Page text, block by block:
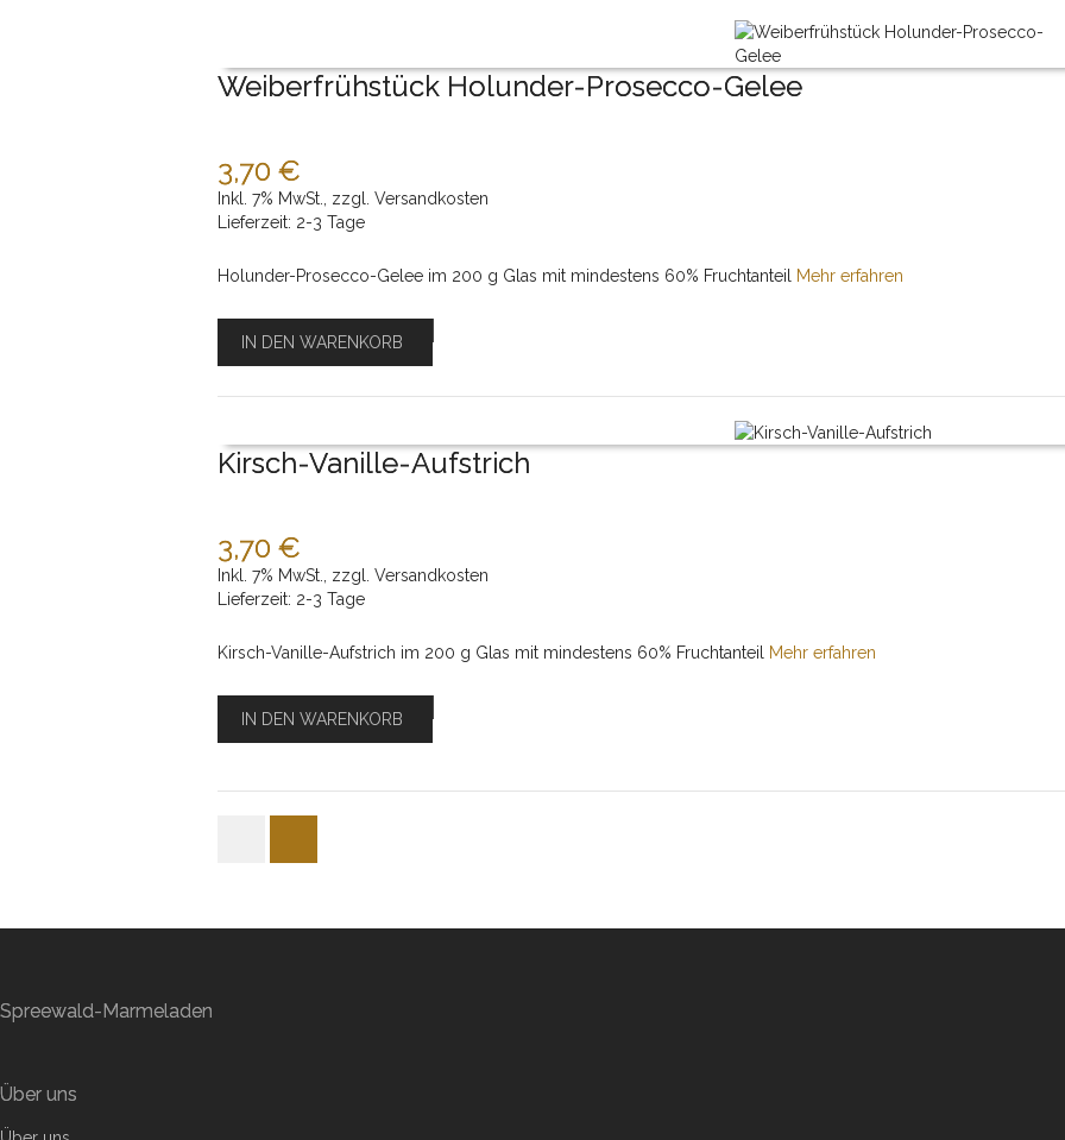
Weiberfrühstück Holunder-Prosecco-Gelee
3,70 €
Inkl. 7% MwSt. zzgl. Versandkosten
Lieferzeit: 2-3 Tage
Holunder-Prosecco-Gelee im 200 g Glas mit mindestens 60% Fruchtanteil Mehr erfahren
IN DEN WARENKORB
Kirsch-Vanille-Aufstrich
3,70 €
Inkl. 7% MwSt. zzgl. Versandkosten
Lieferzeit: 2-3 Tage
Kirsch-Vanille-Aufstrich im 200 g Glas mit mindestens 60% Fruchtanteil Mehr erfahren
IN DEN WARENKORB
Spreewald-Marmeladen
Über uns